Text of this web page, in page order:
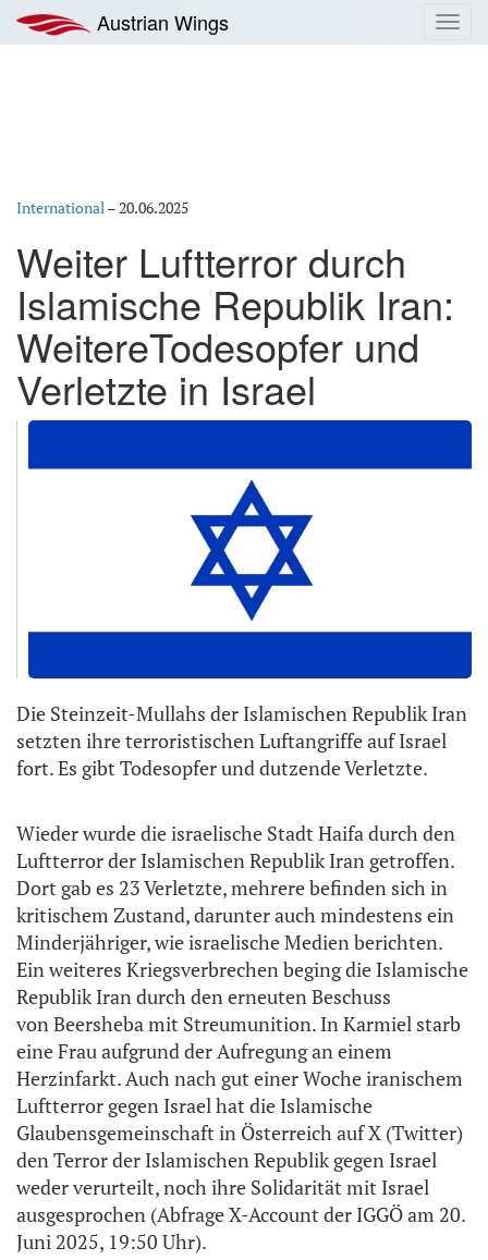
Inhalt
springen
Austrian Wings
International–20.06.2025
Weiter Luftterror durch
Islamische Republik Iran:
WeitereTodesopfer und
Verletzte in Israel
Die Steinzeit-Mullahs der Islamischen Republik Iran
setzten ihre terroristischen Luftangriffe auf Israel
fort. Es gibt Todesopfer und dutzende Verletzte.
Wieder wurde die israelische Stadt Haifa durch den
Luftterror der Islamischen Republik Iran getroffen.
Dort gab es 23 Verletzte, mehrere befinden sich in
kritischem Zustand, darunter auch mindestens ein
Minderjähriger, wie israelische Medien berichten.
Ein weiteres Kriegsverbrechen beging die Islamische
Republik Iran durch den erneuten Beschuss
von Beersheba mit Streumunition. In Karmiel starb
eine Frau aufgrund der Aufregung an einem
Herzinfarkt. Auch nach gut einer Woche iranischem
Luftterror gegen Israel hat die Islamische
Glaubensgemeinschaft in Österreich auf X (Twitter)
den Terror der Islamischen Republik gegen Israel
weder verurteilt, noch ihre Solidarität mit Israel
ausgesprochen (Abfrage X-Account der IGGÖ am 20.
Juni 2025, 19:50 Uhr).